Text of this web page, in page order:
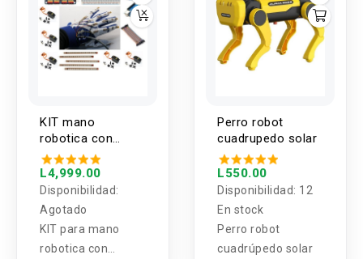
KIT mano
robotica con
sensores Flex
L4,999.00
Disponibilidad:
Agotado
KIT para mano
robotica con
Perro robot
cuadrupedo solar
L550.00
Disponibilidad: 12
En stock
Perro robot
cuadrúpedo solar